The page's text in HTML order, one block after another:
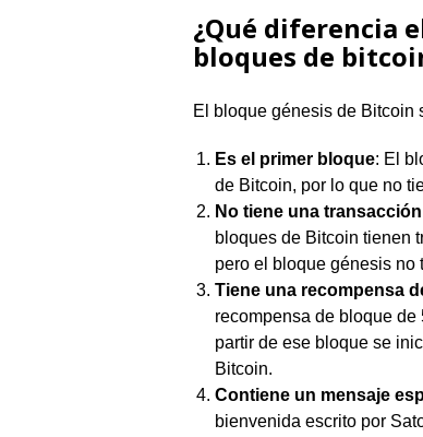
¿Qué diferencia
bloques de
El bloque génesis de Bitcoin
Es el primer bloque: El
de Bitcoin, por lo que no
No tiene una
bloques de Bitcoin tienen
pero el bloque génesis no
Tiene una recompensa
recompensa de bloque
partir de ese bloque se
Bitcoin.
Contiene un mensaje
bienvenida escrito por